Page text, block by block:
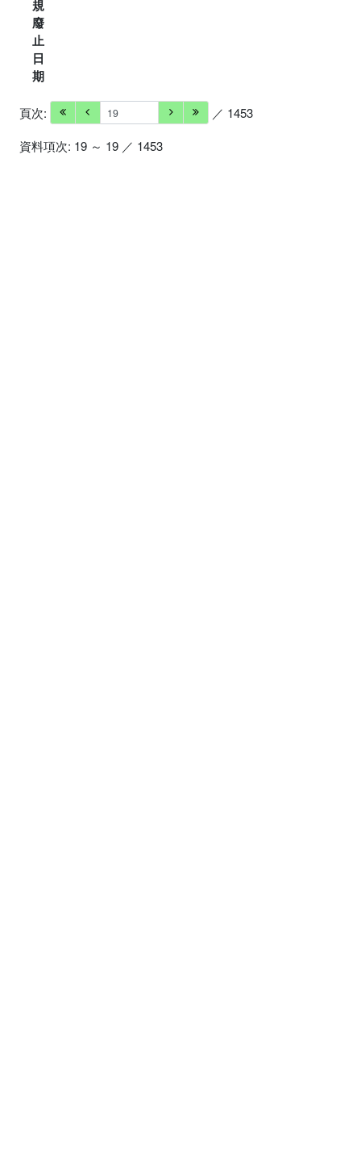
規
廢
止
日
期
頁次:
／ 1453
資料項次: 19 ～ 19 ／ 1453